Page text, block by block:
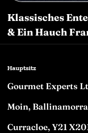
Klassisches
& Ein Hauch
Hauptsitz
Gourmet Experts
Moin,
Curracloe, Y21